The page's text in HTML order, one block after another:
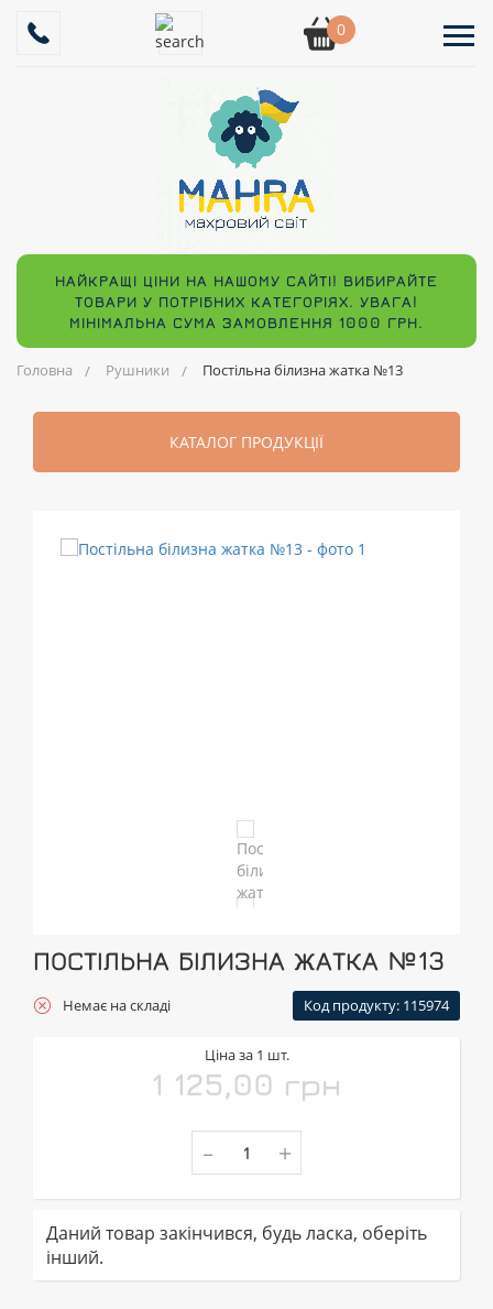
0
НАЙКРАЩІ ЦІНИ НА НАШОМУ САЙТІ! ВИБИРАЙТЕ
ТОВАРИ У ПОТРІБНИХ КАТЕГОРІЯХ. УВАГА!
МІНІМАЛЬНА СУМА ЗАМОВЛЕННЯ 1000 ГРН.
Головна Рушники Постільна білизна жатка №13
КАТАЛОГ ПРОДУКЦІЇ
ПОСТІЛЬНА БІЛИЗНА ЖАТКА №13
Немає на складі Код продукту: 115974
Ціна за 1 шт.
1 125,00 грн
- +
Даний товар закінчився, будь ласка, оберіть
інший.